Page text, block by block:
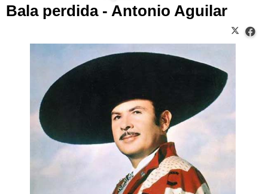
Bala perdida - Antonio Aguilar